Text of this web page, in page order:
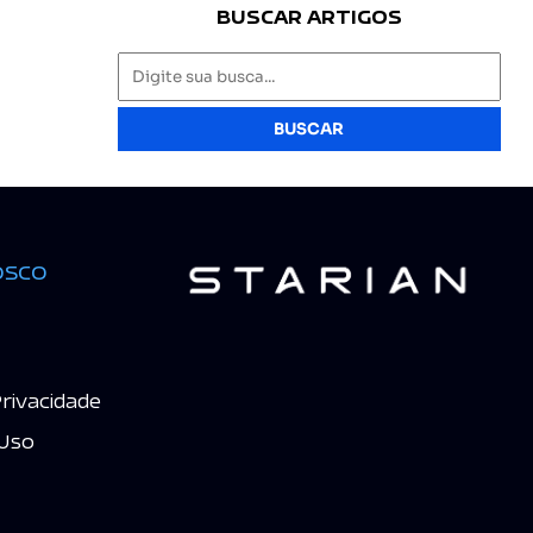
BUSCAR ARTIGOS
BUSCAR